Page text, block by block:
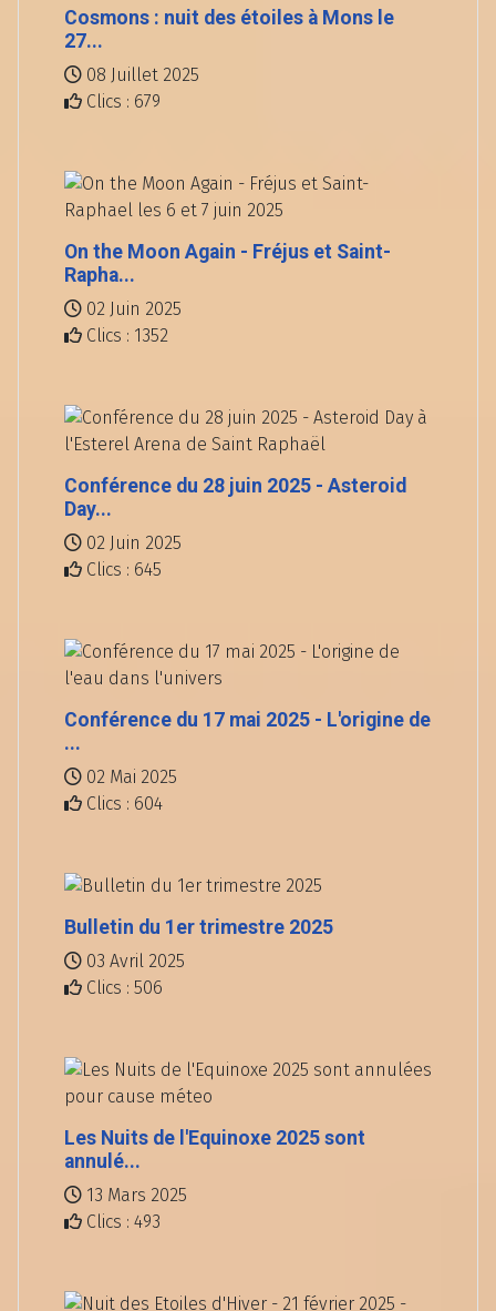
Cosmons : nuit des étoiles à Mons le
27...
08 Juillet 2025
Clics : 679
On the Moon Again - Fréjus et Saint-
Rapha...
02 Juin 2025
Clics : 1352
Conférence du 28 juin 2025 - Asteroid
Day...
02 Juin 2025
Clics : 645
Conférence du 17 mai 2025 - L'origine de
...
02 Mai 2025
Clics : 604
Bulletin du 1er trimestre 2025
03 Avril 2025
Clics : 506
Les Nuits de l'Equinoxe 2025 sont
annulé...
13 Mars 2025
Clics : 493